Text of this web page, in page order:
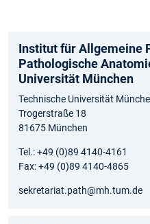
Institut für Allgemeine
Pathologische
Universität München
Technische Universität
Trogerstraße 18
81675 München
Tel.: +49 (0)89 4140-4161
Fax: +49 (0)89 4140-4865
sekretariat.path@mh.tum.de